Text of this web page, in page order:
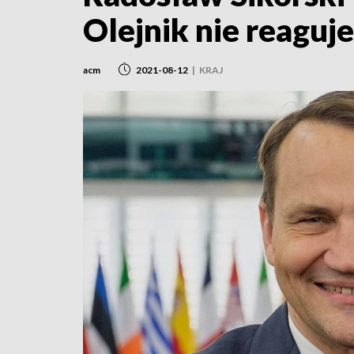
Olejnik nie reaguje
acm 2021-08-12 | KRAJ